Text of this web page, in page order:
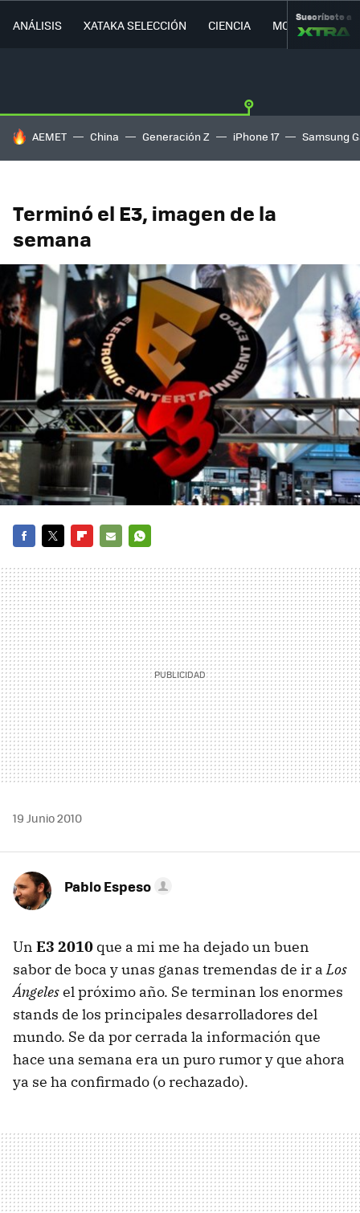
ANÁLISIS XATAKA SELECCIÓN CIENCIA MOVILIDAD
Suscríbete a
HOY SE HABLA DE
AEMET China Generación Z iPhone 17 Samsung
Terminó el E3, imagen de la
semana
MAIL
19 Junio 2010
Pablo Espeso
Un E3 2010 que a mi me ha dejado un buen
sabor de boca y unas ganas tremendas de ir aLos
Ángelesel próximo año. Se terminan los enormes
stands de los principales desarrolladores del
mundo. Se da por cerrada la información que
hace una semana era un puro rumor y que ahora
ya se ha confirmado (o rechazado).